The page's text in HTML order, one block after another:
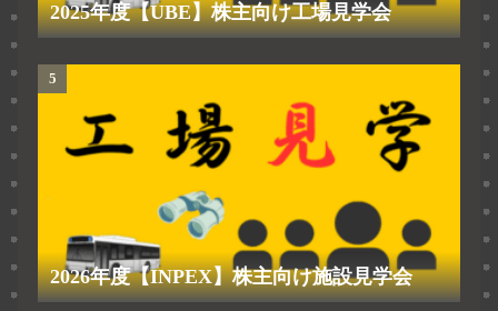
2025年度【UBE】株主向け工場見学会
2026年度【INPEX】株主向け施設見学会